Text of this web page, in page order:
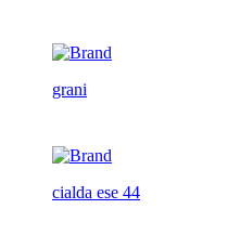
grani
cialda ese 44